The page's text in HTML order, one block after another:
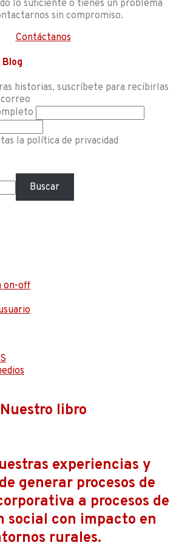
lo suficiente o tienes un problema
sin compromiso.
Contáctanos
historias, suscríbete para recibirlas
la política de privacidad
Buscar
on-off
Nuestro libro
experiencias y
generar procesos de
a procesos de
social con impacto en
rurales.